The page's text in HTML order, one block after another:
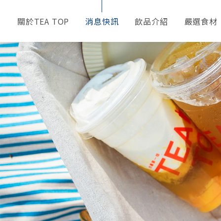
關於TEA TOP 消息快訊 飲品介紹 嚴選食材